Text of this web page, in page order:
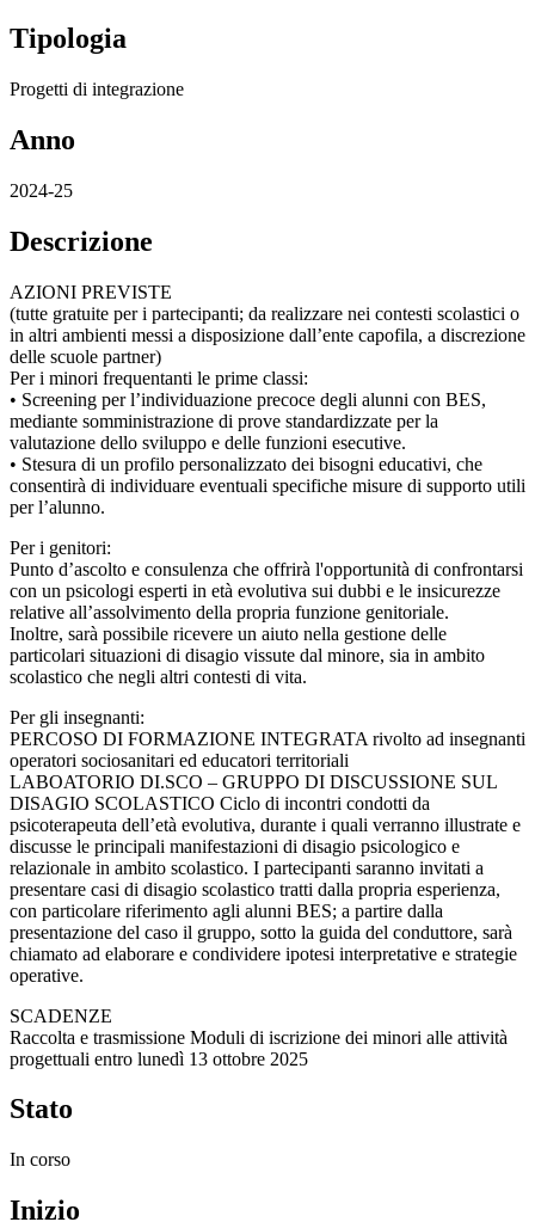
Tipologia
Progetti di integrazione
Anno
2024-25
Descrizione
AZIONI PREVISTE
(tutte gratuite per i partecipanti; da realizzare nei contesti scolastici o
in altri ambienti messi a disposizione dall’ente capofila, a discrezione
delle scuole partner)
Per i minori frequentanti le prime classi:
• Screening per l’individuazione precoce degli alunni con BES,
mediante somministrazione di prove standardizzate per la
valutazione dello sviluppo e delle funzioni esecutive.
• Stesura di un profilo personalizzato dei bisogni educativi, che
consentirà di individuare eventuali specifiche misure di supporto utili
per l’alunno.
Per i genitori:
Punto d’ascolto e consulenza che offrirà l'opportunità di confrontarsi
con un psicologi esperti in età evolutiva sui dubbi e le insicurezze
relative all’assolvimento della propria funzione genitoriale.
Inoltre, sarà possibile ricevere un aiuto nella gestione delle
particolari situazioni di disagio vissute dal minore, sia in ambito
scolastico che negli altri contesti di vita.
Per gli insegnanti:
PERCOSO DI FORMAZIONE INTEGRATA rivolto ad insegnanti
operatori sociosanitari ed educatori territoriali
LABOATORIO DI.SCO – GRUPPO DI DISCUSSIONE SUL
DISAGIO SCOLASTICO Ciclo di incontri condotti da
psicoterapeuta dell’età evolutiva, durante i quali verranno illustrate e
discusse le principali manifestazioni di disagio psicologico e
relazionale in ambito scolastico. I partecipanti saranno invitati a
presentare casi di disagio scolastico tratti dalla propria esperienza,
con particolare riferimento agli alunni BES; a partire dalla
presentazione del caso il gruppo, sotto la guida del conduttore, sarà
chiamato ad elaborare e condividere ipotesi interpretative e strategie
operative.
SCADENZE
Raccolta e trasmissione Moduli di iscrizione dei minori alle attività
progettuali entro lunedì 13 ottobre 2025
Stato
In corso
Inizio